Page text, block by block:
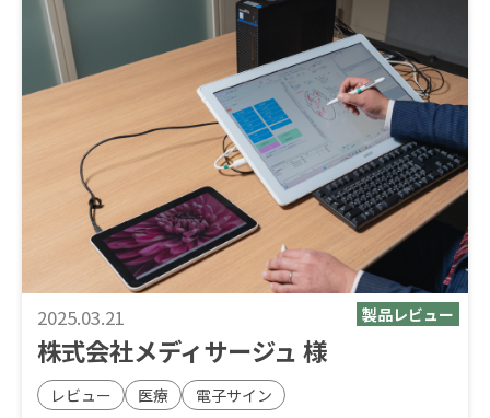
2025.03.21
株式会社メディサージュ 様
レビュー 医療 電子サイン